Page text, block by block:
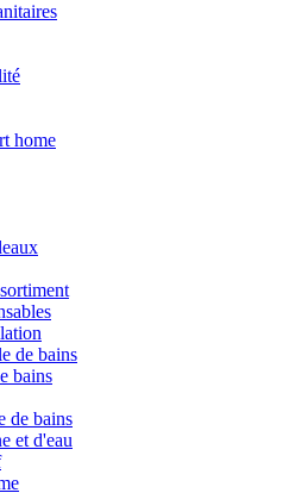
home
de bains
bains
de bains
et d'eau